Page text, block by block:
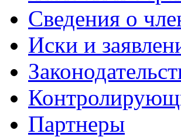
Сведения о
Иски и
Партнеры